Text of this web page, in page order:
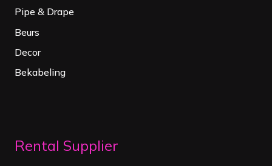
Pipe & Drape
Beurs
Decor
Bekabeling
Rental Supplier